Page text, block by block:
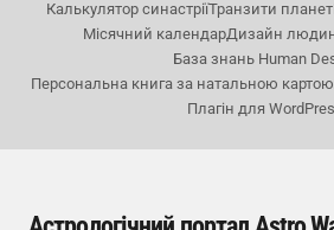
Калькулятор синастріїТранзити планет
Місячний календарДизайн
База знань Human
Персональна книга за натальною картою
Плагін для